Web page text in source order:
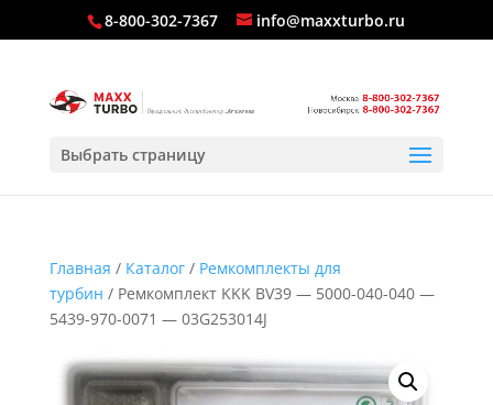
8-800-302-7367 info@maxxturbo.ru
Выбрать страницу
Главная / Каталог/ Ремкомплекты для
турбин / Ремкомплект KKK BV39 — 5000-040-040 —
5439-970-0071 — 03G253014J